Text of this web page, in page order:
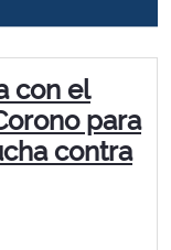
con el
para
contra